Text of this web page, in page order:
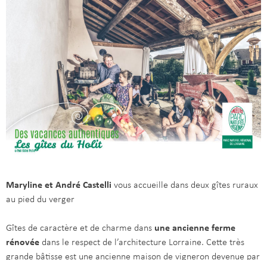
Maryline et André Castelli vous accueille dans deux gîtes ruraux
au pied du verger
Gîtes de caractère et de charme dans une ancienne ferme
rénovée dans le respect de l’architecture Lorraine. Cette très
grande bâtisse est une ancienne maison de vigneron devenue par